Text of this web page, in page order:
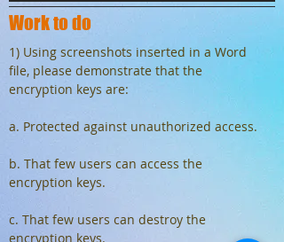
Work to do
1) Using screenshots inserted in a Word
file, please demonstrate that the
encryption keys are:
a. Protected against unauthorized access.
b. That few users can access the
encryption keys.
c. That few users can destroy the
encryption keys.